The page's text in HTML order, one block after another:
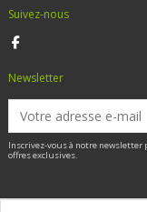
Suivez-nous
Newsletter
Inscrivez-vous à notre newsletter
offres exclusives.